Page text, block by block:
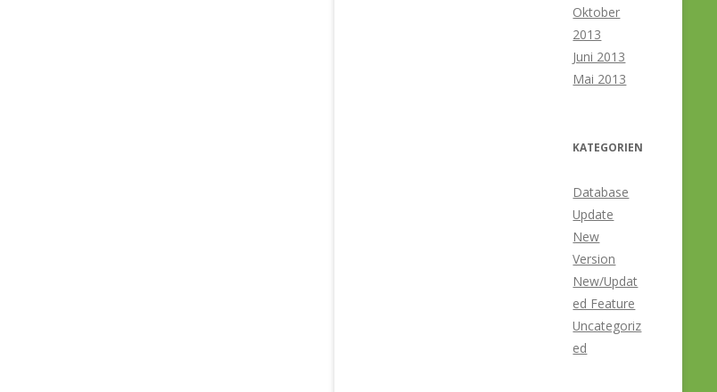
Oktober
2013
Juni 2013
Mai 2013
KATEGORIEN
Database
Update
New
Version
New/Updat
ed Feature
Uncategoriz
ed